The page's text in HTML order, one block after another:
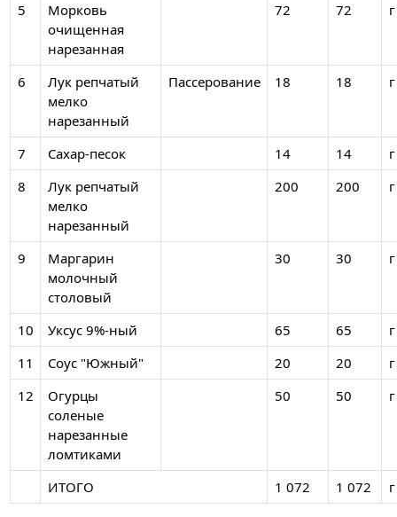
5
Морковь
очищенная
нарезанная
72 72 г
6
Лук репчатый
мелко
нарезанный
Пассерование 18 18 г
7 Сахар-песок 14 14
г
8
Лук репчатый
мелко
нарезанный
200 200 г
9
Маргарин
молочный
столовый
30 30 г
10 Уксус 9%-ный 65 65
г
11
Соус "Южный" 20 20
г
12
Огурцы
соленые
нарезанные
ломтиками
50 50 г
ИТОГО 1 072 1 072 г